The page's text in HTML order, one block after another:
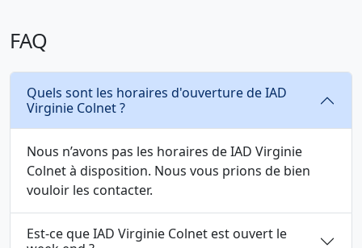
FAQ
Quels sont les horaires d'ouverture de IAD
Virginie Colnet ?
Nous n’avons pas les horaires de IAD Virginie
Colnet à disposition. Nous vous prions de bien
vouloir les contacter.
Est-ce que IAD Virginie Colnet est ouvert le